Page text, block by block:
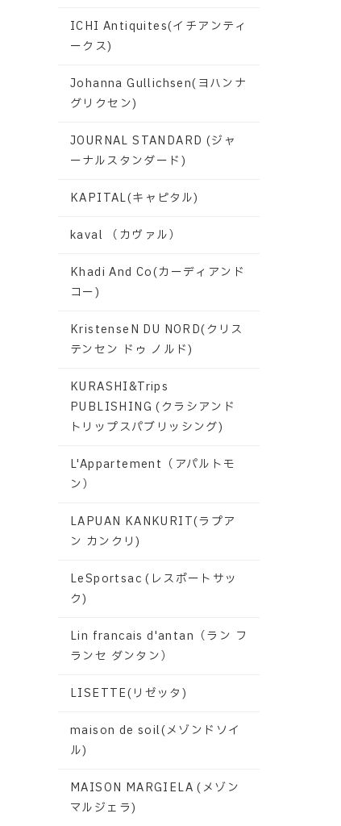
ICHI Antiquites(イチアンティ
ークス)
Johanna Gullichsen(ヨハンナ
グリクセン)
JOURNAL STANDARD (ジャ
ーナルスタンダード)
KAPITAL(キャピタル)
kaval （カヴァル）
Khadi And Co(カーディアンド
コー)
KristenseN DU NORD(クリス
テンセン ドゥ ノルド)
KURASHI&Trips
PUBLISHING (クラシアンド
トリップスパブリッシング)
L'Appartement（アパルトモ
ン）
LAPUAN KANKURIT(ラプア
ン カンクリ)
LeSportsac (レスポートサッ
ク)
Lin francais d'antan（ラン フ
ランセ ダンタン）
LISETTE(リゼッタ)
maison de soil(メゾンドソイ
ル)
MAISON MARGIELA (メゾン
マルジェラ)